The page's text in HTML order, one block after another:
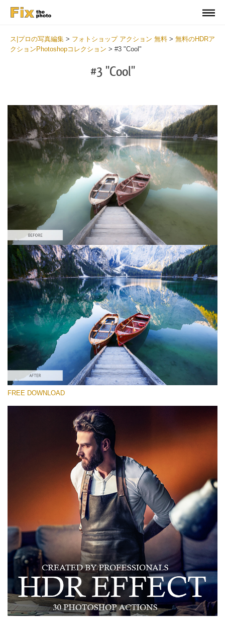
ス|プロの写真編集 > フォトショップ アクション 無料 > 無料のHDRア
クションPhotoshopコレクション > #3 "Cool"
#3 "Cool"
選んでください
Free HDR Action #3
HDR Effect
Double Exposure Complete
Entire Collection
無料ダウンロード
FREE DOWNLOAD